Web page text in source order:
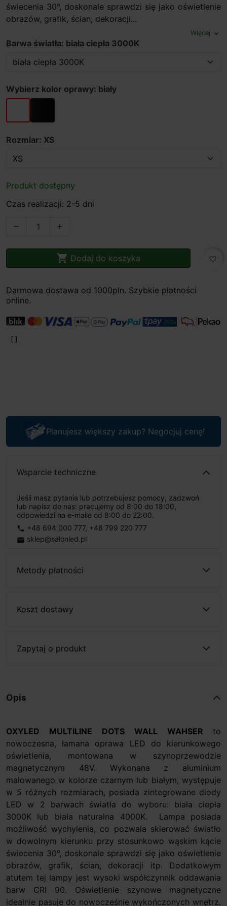
świecenia 30°, doskonale sprawdzi się jako oświetlenie
obrazów, grafik, ścian, dekoracji...
Więcej expand_more
Barwa światła: biała ciepła 3000K
Wybierz kolor oprawy: biały
biały czarny
Rozmiar: XS
Produkt dostępny
Czas realizacji: 2-5 dni
 
 Dodaj do koszyka favorite_border
Darmowa dostawa od 1000pln. Szybkie płatności
online.
Planujesz większy zakup? Negocjuj cenę!
Wsparcie techniczne
Jeśli masz pytania lub potrzebujesz pomocy, zadzwoń
lub napisz do nas: pracujemy od 8:00 do 18:00,
odpowiedzi na e-maile od 8:00 do 22:00.
phone +48 694 000 777, +48 799 220 777
email sklep@salonled.pl
Metody płatności
Koszt dostawy
Zapytaj o produkt
Opis
OXYLED MULTILINE DOTS WALL WAHSER to
nowoczesna, łamana oprawa LED do kierunkowego
oświetlenia, montowana w szynoprzewodzie
magnetycznym 48V. Wykonana z aluminium
malowanego w kolorze czarnym lub białym, występuje
w 5 różnych rozmiarach, posiada zintegrowane diody
LED w 2 barwach światła do wyboru: biała ciepła
3000K lub biała naturalna 4000K. Lampa posiada
możliwość wychylenia, co pozwala skierować światło
w dowolnym kierunku przy stosunkowo wąskim kącie
świecenia 30°, doskonale sprawdzi się jako oświetlenie
obrazów, grafik, ścian, dekoracji itp. Dodatkowym
atutem tej lampy jest wysoki współczynnik oddawania
barw CRI 90. Oświetlenie szynowe magnetyczne
idealnie pasuje do nowocześnie wykończonych wnętrz.